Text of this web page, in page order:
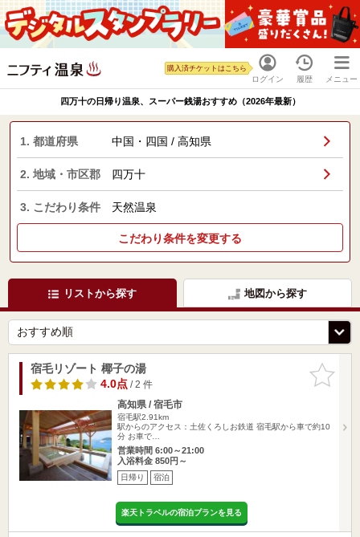
ログイン
購入済チケットはこちら
履歴 メニュー
四万十の日帰り温泉、スーパー銭湯おすすめ（2026年最新）
1. 都道府県 中国・四国 / 高知県
2. 地域・市区郡 四万十
3. こだわり条件 天然温泉
こだわり条件を変更する
リストから探す 地図から探す
お気に入
りに追加
宿毛リゾート 椰子の湯
4.0点/ 2 件
高知県 / 宿毛市
宿毛駅2.91km
駅からのアクセス：土佐くろしお鉄道 宿毛駅から車で約10
分 お車で…
営業時間 6:00～21:00
入浴料金 850円～
日帰り 宿泊
楽天トラベルの宿泊プランを見る